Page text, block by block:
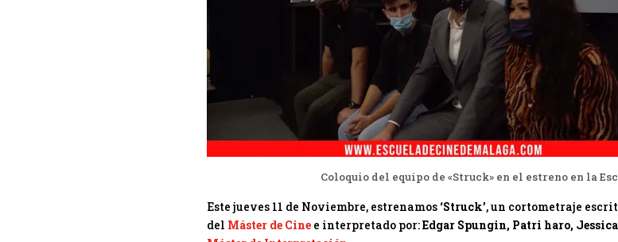
Coloquio del equipo de «Struck» en el estreno en la
Este jueves 11 de Noviembre, estrenamos ‘Struck’, un cortometraje
del Máster de Cine e interpretado por:Edgar Spungin, Patri haro,